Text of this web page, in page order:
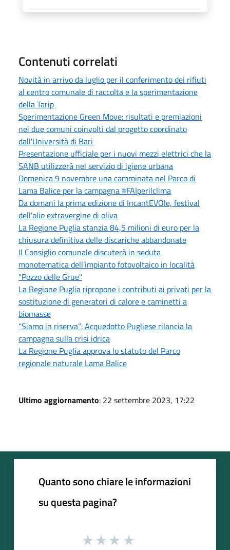
Contenuti correlati
Novità in arrivo da luglio per il conferimento dei rifiuti
al centro comunale di raccolta e la sperimentazione
della Tarip
Sperimentazione Green Move: risultati e premiazioni
nei due comuni coinvolti dal progetto coordinato
dall'Università di Bari
Presentazione ufficiale per i nuovi mezzi elettrici che la
SANB utilizzerà nel servizio di igiene urbana
Domenica 9 novembre una camminata nel Parco di
Lama Balice per la campagna #FAIperilclima
Da domani la prima edizione di IncantEVOle, festival
dell’olio extravergine di oliva
La Regione Puglia stanzia 84,5 milioni di euro per la
chiusura definitiva delle discariche abbandonate
Il Consiglio comunale discuterà in seduta
monotematica dell’impianto fotovoltaico in località
"Pozzo delle Grue"
La Regione Puglia ripropone i contributi ai privati per la
sostituzione di generatori di calore e caminetti a
biomasse
“Siamo in riserva”: Acquedotto Pugliese rilancia la
campagna sulla crisi idrica
La Regione Puglia approva lo statuto del Parco
regionale naturale Lama Balice
Ultimo aggiornamento: 22 settembre 2023, 17:22
Quanto sono chiare le informazioni
su questa pagina?